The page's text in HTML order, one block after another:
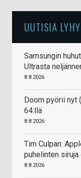
UUTISIA
Samsungin
Ultrasta
8.8.2026
Doom pyörii nyt
64:llä
8.8.2026
Tim Culpan:
puhelinten
8.8.2026